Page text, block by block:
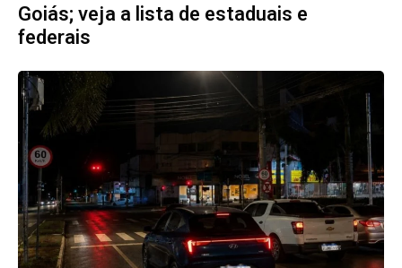
Goiás; veja a lista de estaduais e
federais